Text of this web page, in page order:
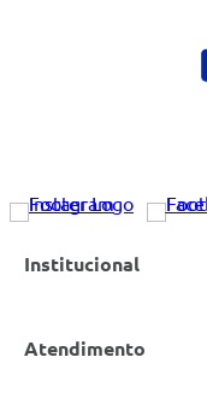
Institucional
Atendimento